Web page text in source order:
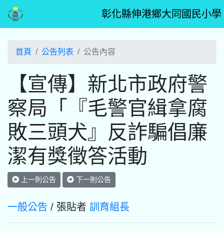
彰化縣伸港鄉大同國民小學
首頁 公告列表 公告內容
【宣傳】新北市政府警
察局「『毛警官緝拿腐
敗三頭犬』反詐騙倡廉
潔有獎徵答活動
上一則公告 下一則公告
一般公告 / 張貼者 訓育組長